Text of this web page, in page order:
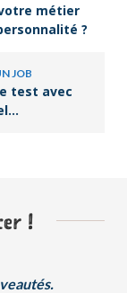
métier
?
JOB
test avec
!